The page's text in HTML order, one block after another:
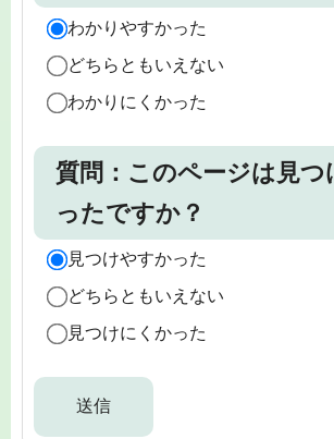
わかりやすかった
どちらともいえない
わかりにくかった
質問：このページは見つ
ったですか？
見つけやすかった
どちらともいえない
見つけにくかった